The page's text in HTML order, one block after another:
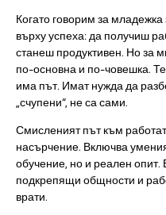
Когато говорим за
върху успеха: да получиш
станеш продуктивен. Но за
по-основна и по-човешка.
има път. Имат нужда да
„счупени“, не са сами.
Смисленият път към
насърчение. Включва
обучение, но и реален
подкрепящи общности и
врати.